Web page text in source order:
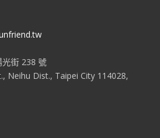
街 238 號
Neihu Dist., Taipei City 114028,